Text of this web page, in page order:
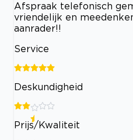
Afspraak telefonisch
vriendelijk en
aanrader!!
Service
Deskundigheid
Prijs/Kwaliteit